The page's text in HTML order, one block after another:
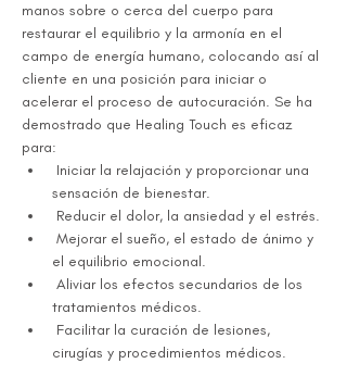
manos sobre o cerca del cuerpo para
restaurar el equilibrio y la armonía en el
campo de energía humano, colocando así al
cliente en una posición para iniciar o
acelerar el proceso de autocuración. Se ha
demostrado que Healing Touch es eficaz
para:
sensación de bienestar.
Reducir el dolor, la ansiedad y el estrés.
el equilibrio emocional.
tratamientos médicos.
cirugías y procedimientos médicos.